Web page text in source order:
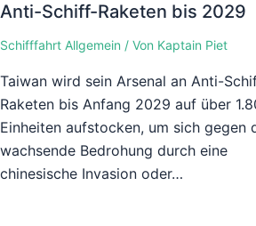
Anti-Schiff-Raketen bis 2029
Schifffahrt Allgemein / Von Kaptain Piet
Taiwan wird sein Arsenal an Anti-
Raketen bis Anfang 2029 auf über
Einheiten aufstocken, um sich gegen
wachsende Bedrohung durch eine
chinesische Invasion oder…